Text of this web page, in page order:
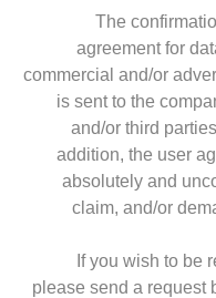
The
agreement for
commercial and/or
is sent to the
and/or third
addition, the user
absolutely and
claim, and/or
If you wish to be
please send a request